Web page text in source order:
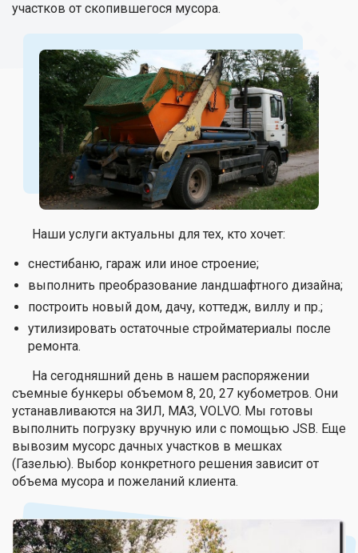
участков от скопившегося мусора.
Наши услуги актуальны для тех, кто хочет:
снестибаню, гараж или иное строение;
выполнить преобразование ландшафтного дизайна;
построить новый дом, дачу, коттедж, виллу и пр.;
утилизировать остаточные стройматериалы после
ремонта.
На сегодняшний день в нашем распоряжении
съемные бункеры объемом 8, 20, 27 кубометров. Они
устанавливаются на ЗИЛ, МАЗ, VOLVO. Мы готовы
выполнить погрузку вручную или с помощью JSB. Еще
вывозим мусорс дачных участков в мешках
(Газелью). Выбор конкретного решения зависит от
объема мусора и пожеланий клиента.